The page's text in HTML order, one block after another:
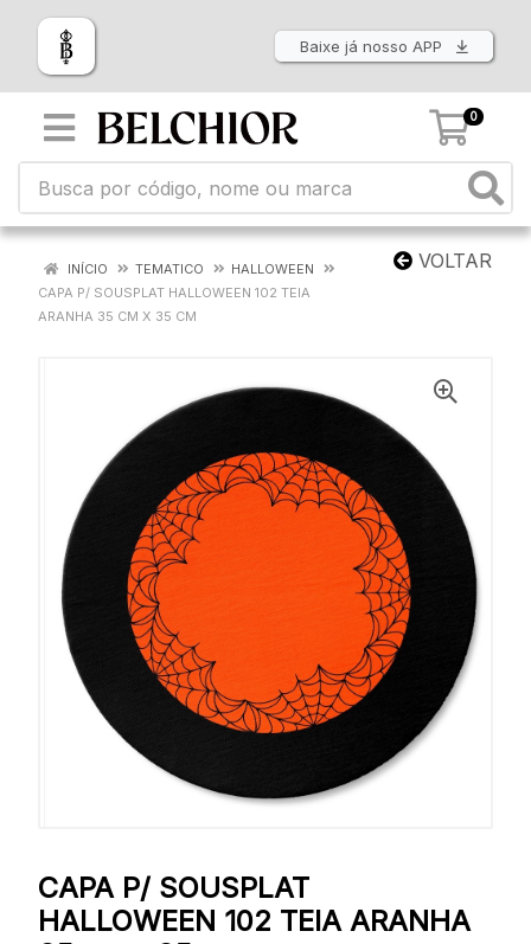
Baixe já nosso APP
0
VOLTAR
INÍCIO TEMATICO
HALLOWEEN
CAPA P/ SOUSPLAT HALLOWEEN 102 TEIA
ARANHA 35 CM X 35 CM
CAPA P/ SOUSPLAT
HALLOWEEN 102 TEIA ARANHA